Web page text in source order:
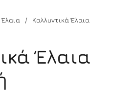
Έλαια Καλλυντικά Έλαια
Έλαια